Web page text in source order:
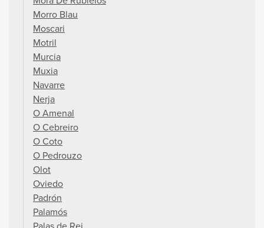
Morro Blau
Moscari
Motril
Murcia
Muxia
Navarre
Nerja
O Amenal
O Cebreiro
O Coto
O Pedrouzo
Olot
Oviedo
Padrón
Palamós